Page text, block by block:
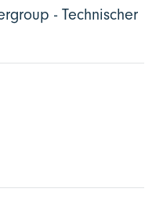
- Technischer